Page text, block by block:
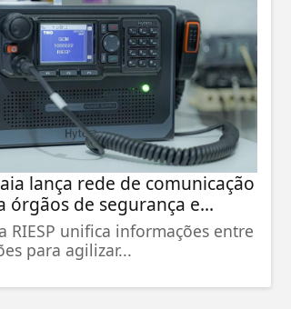
lança rede de comunicação
órgãos de segurança e...
RIESP unifica informações entre
para agilizar...